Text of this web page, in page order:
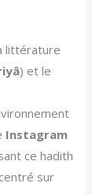
littérature
) et le
Instagram
ce hadith
sur